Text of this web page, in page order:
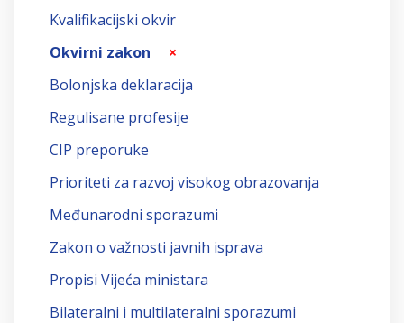
Kvalifikacijski okvir
Okvirni zakon
×
Bolonjska deklaracija
Regulisane profesije
CIP preporuke
Prioriteti za razvoj visokog obrazovanja
Međunarodni sporazumi
Zakon o važnosti javnih isprava
Propisi Vijeća ministara
Bilateralni i multilateralni sporazumi